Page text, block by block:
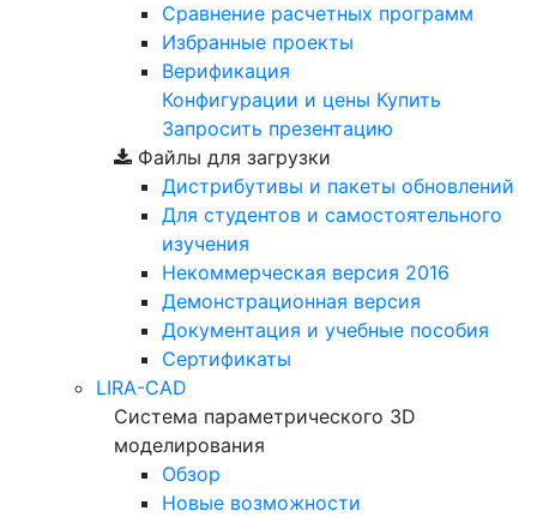
Сравнение расчетных программ
Избранные проекты
Верификация
Конфигурации и цены Купить
Запросить презентацию
Файлы для загрузки
Дистрибутивы и пакеты обновлений
Для студентов и самостоятельного
изучения
Некоммерческая версия 2016
Демонстрационная версия
Документация и учебные пособия
Сертификаты
LIRA-CAD
Система параметрического 3D
моделирования
Обзор
Новые возможности